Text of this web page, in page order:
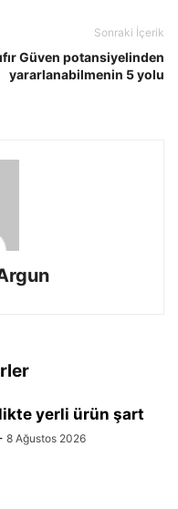
Sonraki İçerik
Güven potansiyelinden
yararlanabilmenin 5 yolu
yerli ürün şart
8 Ağustos 2026